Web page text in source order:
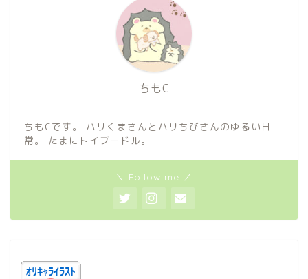
ちもC
ちもCです。 ハリくまさんとハリちびさんのゆるい日
常。 たまにトイプードル。
＼ Follow me ／